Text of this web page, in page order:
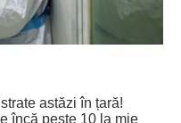
astăzi în țară!
încă peste 10 la mie